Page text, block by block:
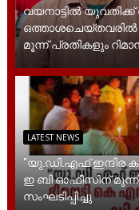
വയനാട്ടിൽ യുവതിക്ക്
ഒത്താശചെയ്തവരിൽ
മൂന്ന് പ്രതികളും
LATEST NEWS
"യു.ഡി.എഫ് ഇന്ദിര
ഇ ബി ഓഫീസിന്
സംഘടിപ്പിച്ചു